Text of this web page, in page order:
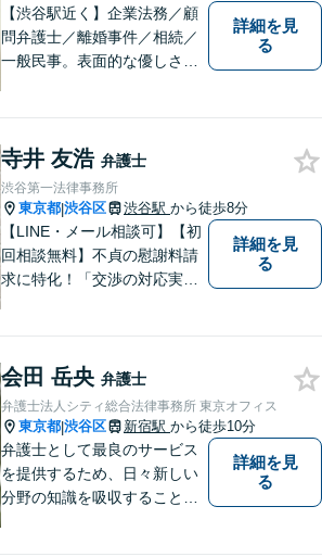
ます。
【渋谷駅近く】企業法務／顧
問弁護士／離婚事件／相続／
一般民事。表面的な優しさだ
をしております。お気軽にご
相談ください。
詳細を見
る
寺井 友浩 弁護士
渋谷第一法律事務所
東京都|渋谷区 渋谷駅 から徒歩8分
【LINE・メール相談可】【初
回相談無料】不貞の慰謝料請
求に特化！「交渉の対応実績3
の交渉を代理し、増額または
減額に向け、粘り強く取り組
みます【休日・夜間相談対
応】
詳細を見
る
会田 岳央 弁護士
弁護士法人シティ総合法律事務所 東京オフィス
東京都|渋谷区 新宿駅 から徒歩10分
弁護士として最良のサービス
を提供するため、日々新しい
分野の知識を吸収することを
詳細を見
る